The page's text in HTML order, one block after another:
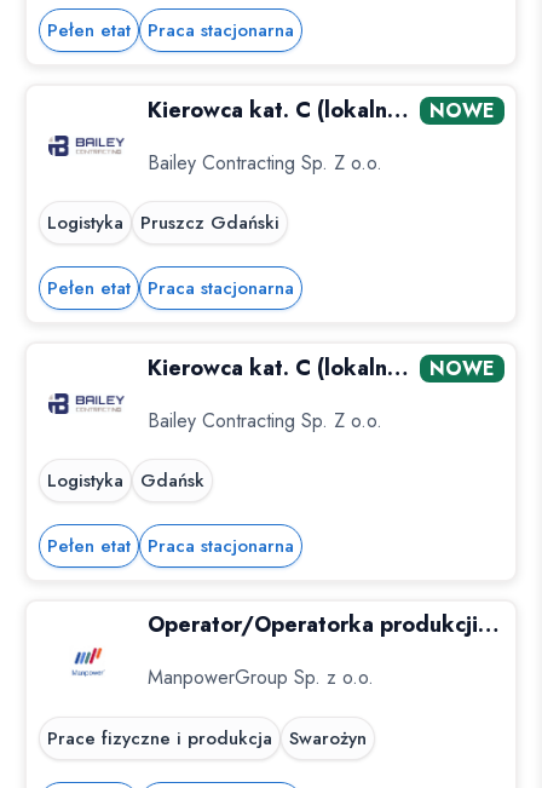
Pełen etat Praca stacjonarna
Kierowca kat. C (lokalnie) / Port w Gdańsku
NOWE
Bailey Contracting Sp. Z o.o.
Logistyka Pruszcz Gdański
Pełen etat Praca stacjonarna
Kierowca kat. C (lokalnie) / Port w Gdańsku
NOWE
Bailey Contracting Sp. Z o.o.
Logistyka Gdańsk
Pełen etat Praca stacjonarna
Operator/Operatorka produkcji, Swarożyn.
ManpowerGroup Sp. z o.o.
Prace fizyczne i produkcja Swarożyn